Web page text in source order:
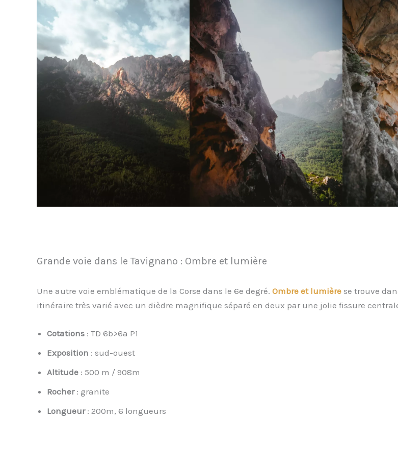
Grande voie dans le Tavignano : Ombre et lumière
Une autre voie emblématique de la Corse dans le 6e degré. Ombre et lumière se trouve
itinéraire très varié avec un dièdre magnifique séparé en deux par une jolie fissure
Cotations : TD 6b>6a P1
Exposition : sud-ouest
Altitude : 500 m / 908m
Rocher : granite
Longueur : 200m, 6 longueurs